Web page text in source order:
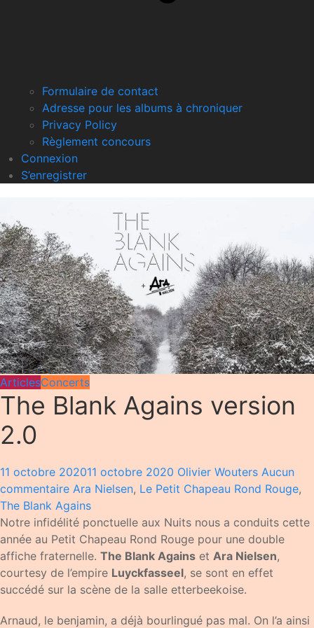
Formulaire de contact
Adresse pour les albums à chroniquer
Privacy Policy
Règlement concours
Connexion
S’enregistrer
ArticlesConcerts
The Blank Agains version
2.0
11 octobre 202011 octobre 2020 Olivier Wouters Aucun
commentaire Ara Nielsen, Le Petit Chapeau Rond Rouge,
The Blank Agains
Notre infidélité ponctuelle aux Nuits nous a conduits cette
année au Petit Chapeau Rond Rouge pour une double
affiche fraternelle. The Blank Agains et Ara Nielsen,
courtesy de l’empire Luyckfasseel, se sont en effet
succédé sur la scène de la salle etterbeekoise.
Arnaud, le benjamin, a déjà bourlingué pas mal. On l’a ainsi